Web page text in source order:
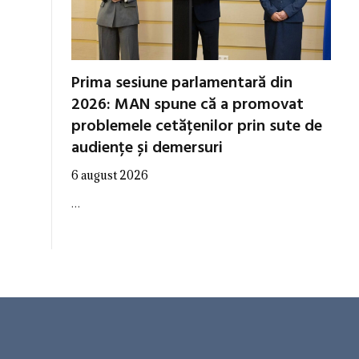
Prima sesiune parlamentară din
2026: MAN spune că a promovat
problemele cetățenilor prin sute de
audiențe și demersuri
6 august 2026
…